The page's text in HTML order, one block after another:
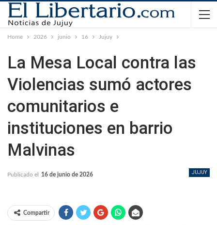
Home 2026 junio 16 Jujuy
La Mesa Local contra las
Violencias sumó actores
comunitarios e
instituciones en barrio
Malvinas
JUJUY
Publicado el 16 de junio de 2026
Compartir